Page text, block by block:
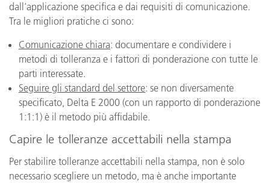
dall'applicazione specifica e dai requisiti di comunicazione.
Tra le migliori pratiche ci sono:
Comunicazione chiara: documentare e condividere i
metodi di tolleranza e i fattori di ponderazione con tutte le
parti interessate.
Seguire gli standard del settore: se non diversamente
specificato, Delta E 2000 (con un rapporto di ponderazione
1:1:1) è il metodo più affidabile.
Capire le tolleranze accettabili nella stampa
Per stabilire tolleranze accettabili nella stampa, non è solo
necessario scegliere un metodo, ma è anche importante